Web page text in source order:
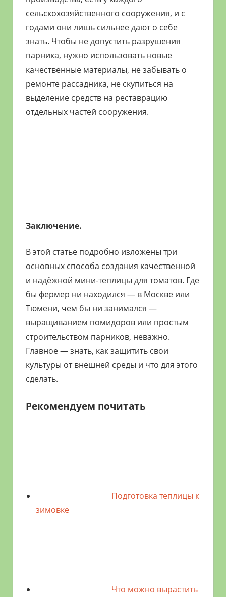
сельскохозяйственного сооружения, и с
годами они лишь сильнее дают о себе
знать. Чтобы не допустить разрушения
парника, нужно использовать новые
качественные материалы, не забывать о
ремонте рассадника, не скупиться на
выделение средств на реставрацию
отдельных частей сооружения.
Заключение.
В этой статье подробно изложены три
основных способа создания качественной
и надёжной мини-теплицы для томатов. Где
бы фермер ни находился — в Москве или
Тюмени, чем бы ни занимался —
выращиванием помидоров или простым
строительством парников, неважно.
Главное — знать, как защитить свои
культуры от внешней среды и что для этого
сделать.
Рекомендуем почитать
Подготовка теплицы к
зимовке
Что можно вырастить